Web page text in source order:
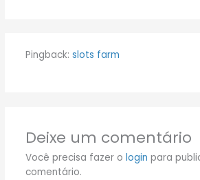
Pingback: slots farm
Deixe um comentário
Você precisa fazer o login para
comentário.